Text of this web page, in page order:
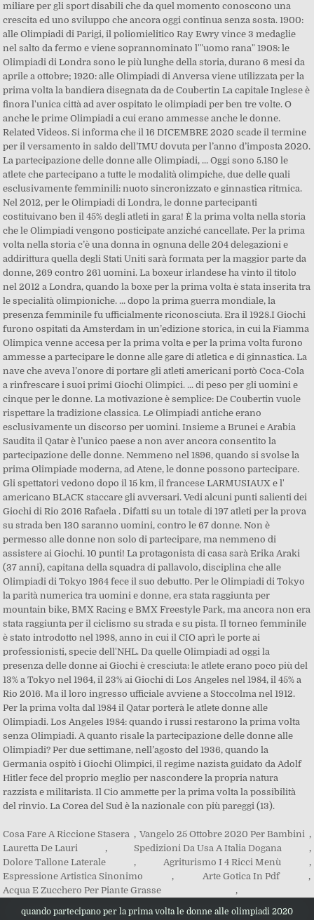
miliare per gli sport disabili che da quel momento conoscono una
crescita ed uno sviluppo che ancora oggi continua senza sosta. 1900:
alle Olimpiadi di Parigi, il poliomielitico Ray Ewry vince 3 medaglie
nel salto da fermo e viene soprannominato l'"uomo rana" 1908: le
Olimpiadi di Londra sono le più lunghe della storia, durano 6 mesi da
aprile a ottobre; 1920: alle Olimpiadi di Anversa viene utilizzata per la
prima volta la bandiera disegnata da de Coubertin La capitale Inglese è
finora l'unica città ad aver ospitato le olimpiadi per ben tre volte. O
anche le prime Olimpiadi a cui erano ammesse anche le donne.
Related Videos. Si informa che il 16 DICEMBRE 2020 scade il termine
per il versamento in saldo dell’IMU dovuta per l’anno d’imposta 2020.
La partecipazione delle donne alle Olimpiadi, ... Oggi sono 5.180 le
atlete che partecipano a tutte le modalità olimpiche, due delle quali
esclusivamente femminili: nuoto sincronizzato e ginnastica ritmica.
Nel 2012, per le Olimpiadi di Londra, le donne partecipanti
costituivano ben il 45% degli atleti in gara! È la prima volta nella storia
che le Olimpiadi vengono posticipate anziché cancellate. Per la prima
volta nella storia c’è una donna in ognuna delle 204 delegazioni e
addirittura quella degli Stati Uniti sarà formata per la maggior parte da
donne, 269 contro 261 uomini. La boxeur irlandese ha vinto il titolo
nel 2012 a Londra, quando la boxe per la prima volta è stata inserita tra
le specialità olimpioniche. ... dopo la prima guerra mondiale, la
presenza femminile fu ufficialmente riconosciuta. Era il 1928.I Giochi
furono ospitati da Amsterdam in un’edizione storica, in cui la Fiamma
Olimpica venne accesa per la prima volta e per la prima volta furono
ammesse a partecipare le donne alle gare di atletica e di ginnastica. La
nave che aveva l’onore di portare gli atleti americani portò Coca-Cola
a rinfrescare i suoi primi Giochi Olimpici. ... di peso per gli uomini e
cinque per le donne. La motivazione è semplice: De Coubertin vuole
rispettare la tradizione classica. Le Olimpiadi antiche erano
esclusivamente un discorso per uomini. Insieme a Brunei e Arabia
Saudita il Qatar è l’unico paese a non aver ancora consentito la
partecipazione delle donne. Nemmeno nel 1896, quando si svolse la
prima Olimpiade moderna, ad Atene, le donne possono partecipare.
Gli spettatori vedono dopo il 15 km, il francese LARMUSIAUX e l'
americano BLACK staccare gli avversari. Vedi alcuni punti salienti dei
Giochi di Rio 2016 Rafaela . Difatti su un totale di 197 atleti per la prova
su strada ben 130 saranno uomini, contro le 67 donne. Non è
permesso alle donne non solo di partecipare, ma nemmeno di
assistere ai Giochi. 10 punti! La protagonista di casa sarà Erika Araki
(37 anni), capitana della squadra di pallavolo, disciplina che alle
Olimpiadi di Tokyo 1964 fece il suo debutto. Per le Olimpiadi di Tokyo
la parità numerica tra uomini e donne, era stata raggiunta per
mountain bike, BMX Racing e BMX Freestyle Park, ma ancora non era
stata raggiunta per il ciclismo su strada e su pista. Il torneo femminile
è stato introdotto nel 1998, anno in cui il CIO aprì le porte ai
professionisti, specie dell'NHL. Da quelle Olimpiadi ad oggi la
presenza delle donne ai Giochi è cresciuta: le atlete erano poco più del
13% a Tokyo nel 1964, il 23% ai Giochi di Los Angeles nel 1984, il 45% a
Rio 2016. Ma il loro ingresso ufficiale avviene a Stoccolma nel 1912.
Per la prima volta dal 1984 il Qatar porterà le atlete donne alle
Olimpiadi. Los Angeles 1984: quando i russi restarono la prima volta
senza Olimpiadi. A quanto risale la partecipazione delle donne alle
Olimpiadi? Per due settimane, nell’agosto del 1936, quando la
Germania ospitò i Giochi Olimpici, il regime nazista guidato da Adolf
Hitler fece del proprio meglio per nascondere la propria natura
razzista e militarista. Il Cio ammette per la prima volta la possibilità
del rinvio. La Corea del Sud è la nazionale con più pareggi (13).
Cosa Fare A Riccione Stasera , Vangelo 25 Ottobre 2020 Per Bambini ,
Lauretta De Lauri
, Spedizioni Da Usa A Italia Dogana
,
Dolore Tallone Laterale
, Agriturismo I 4 Ricci Menù
,
Espressione Artistica Sinonimo
, Arte Gotica In Pdf
,
Acqua E Zucchero Per Piante Grasse
,
quando partecipano per la prima volta le donne alle olimpiadi 2020